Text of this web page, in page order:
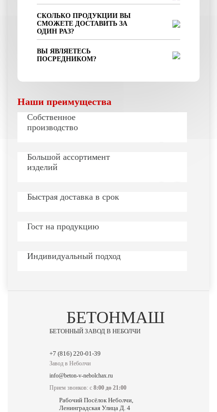
СКОЛЬКО ПРОДУКЦИИ ВЫ
СМОЖЕТЕ ДОСТАВИТЬ ЗА
ОДИН РАЗ?
ВЫ ЯВЛЯЕТЕСЬ
ПОСРЕДНИКОМ?
Наши преимущества
Собственное
производство
Большой ассортимент
изделий
Быстрая доставка в срок
Гост на продукцию
Индивидуальный подход
БЕТОНМАШ
БЕТОННЫЙ ЗАВОД В НЕБОЛЧИ
Завод в Неболчи
info@beton-v-nebolchax.ru
Прием звонков: с 8:00 до 21:00
Рабочий Посёлок Неболчи,
Ленинградская Улица Д. 4